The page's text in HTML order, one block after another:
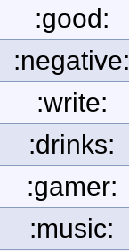
:good:
:negative:
:write:
:drinks:
:gamer:
:music: